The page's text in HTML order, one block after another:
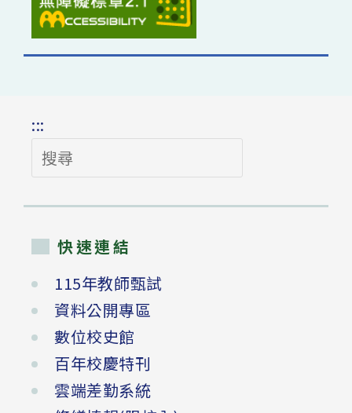
:::
搜
尋
快速連結
115年教師甄試
資料公開專區
數位校史館
百年校慶特刊
雲端差勤系統